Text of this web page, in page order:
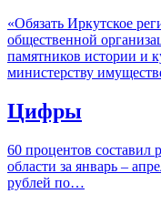
«Обязать Иркутское
общественной
памятников истории и
министерству
Цифры
60 процентов составил
области за январь –
рублей по…